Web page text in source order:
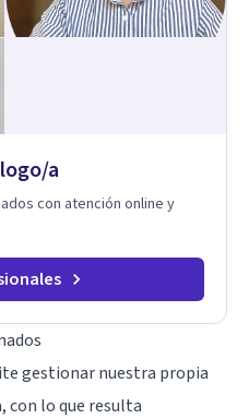
a
con atención online y
gestionar nuestra propia
con lo que resulta